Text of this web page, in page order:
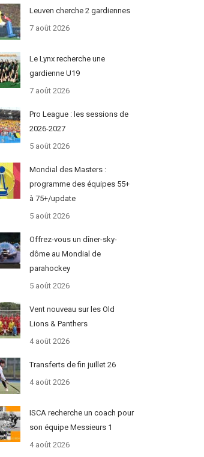
Leuven cherche 2 gardiennes
7 août 2026
Le Lynx recherche une
gardienne U19
7 août 2026
Pro League : les sessions de
2026-2027
5 août 2026
Mondial des Masters :
programme des équipes 55+
à 75+/update
5 août 2026
Offrez-vous un dîner-sky-
dôme au Mondial de
parahockey
5 août 2026
Vent nouveau sur les Old
Lions & Panthers
4 août 2026
Transferts de fin juillet 26
4 août 2026
ISCA recherche un coach pour
son équipe Messieurs 1
4 août 2026